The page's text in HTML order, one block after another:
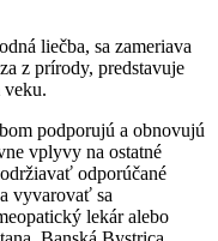
liečba, sa zameriava
z prírody, predstavuje
veku.
podporujú a obnovujú
vplyvy na ostatné
odporúčané
vyvarovať sa
lekár alebo